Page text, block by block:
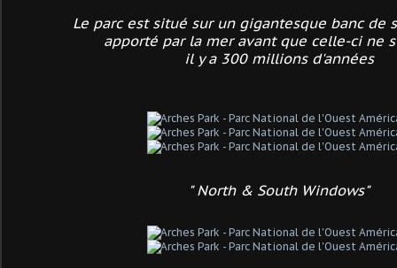
Le parc est situé sur un gigantesque banc de
apporté par la mer avant que celle-ci ne
il y a 300 millions d'années
" North & South Windows"